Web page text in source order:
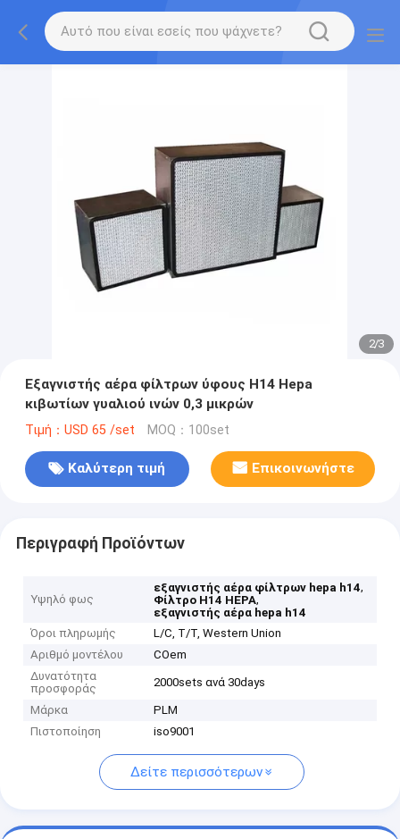
2/3
Εξαγνιστής αέρα φίλτρων ύφους H14 Hepa
κιβωτίων γυαλιού ινών 0,3 μικρών
Τιμή：USD 65 /set MOQ：100set
Καλύτερη τιμή Επικοινωνήστε
Περιγραφή Προϊόντων
Υψηλό φως
εξαγνιστής αέρα φίλτρων hepa h14,
Φίλτρο H14 HEPA,
εξαγνιστής αέρα hepa h14
Όροι πληρωμής
L/C, T/T, Western Union
Αριθμό μοντέλου
COem
Δυνατότητα
προσφοράς
2000sets ανά 30days
Μάρκα
PLM
Πιστοποίηση
iso9001
Δείτε περισσότερων